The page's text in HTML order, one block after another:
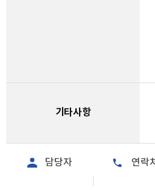
기타사항
담당자 연락